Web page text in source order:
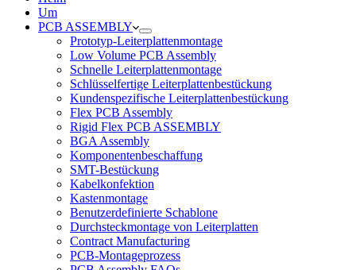
Um
PCB ASSEMBLY
Prototyp-Leiterplattenmontage
Low Volume PCB Assembly
Schnelle Leiterplattenmontage
Schlüsselfertige Leiterplattenbestückung
Kundenspezifische Leiterplattenbestückung
Flex PCB Assembly
Rigid Flex PCB ASSEMBLY
BGA Assembly
Komponentenbeschaffung
SMT-Bestückung
Kabelkonfektion
Kastenmontage
Benutzerdefinierte Schablone
Durchsteckmontage von Leiterplatten
Contract Manufacturing
PCB-Montageprozess